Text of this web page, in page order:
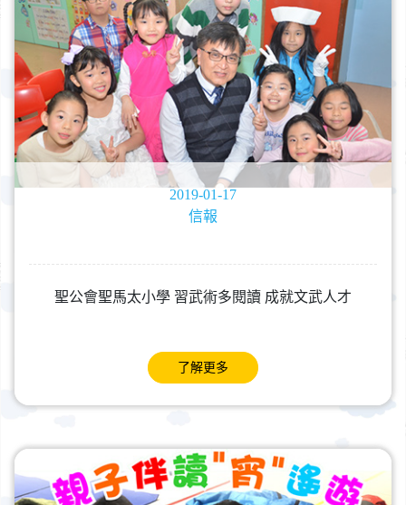
2019-01-17
信報
聖公會聖馬太小學 習武術多閱讀 成就文武人才
了解更多